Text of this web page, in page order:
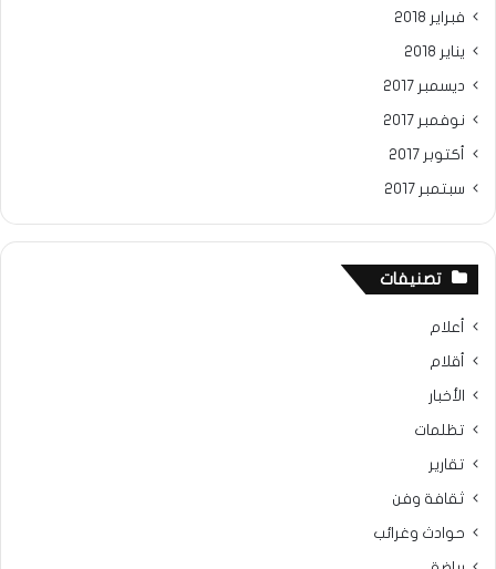
فبراير 2018
يناير 2018
ديسمبر 2017
نوفمبر 2017
أكتوبر 2017
سبتمبر 2017
تصنيفات
أعلام
أقلام
الأخبار
تظلمات
تقارير
ثقافة وفن
حوادث وغرائب